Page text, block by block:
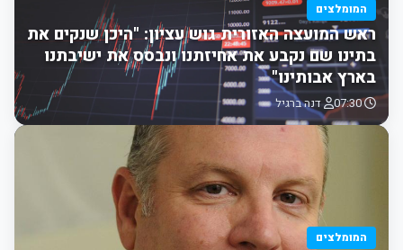
המומלצים
ראש המועצה האזורית גוש עציון: "היכן שנקים את
בתינו שם נקבע את אחיזתנו ונבסס את ישיבתנו
בארץ אבותינו"
07:30 דנה ברגיל
המומלצים